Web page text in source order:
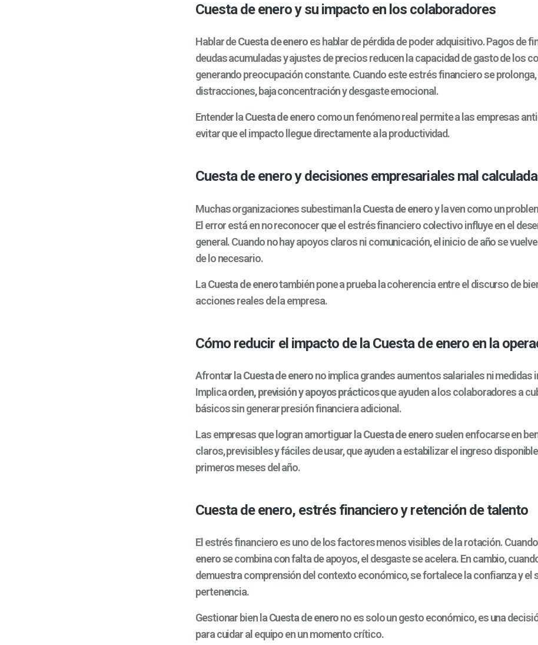
Cuesta de enero y su impacto en los colaboradores
Hablar deCuesta de eneroes hablar de pérdida de poder adquisitivo. Pagos de
deudas acumuladas y ajustes de precios reducen la capacidad de gasto de los
generando preocupación constante. Cuando este estrés financiero se
distracciones, baja concentración y desgaste emocional.
Entender laCuesta de enerocomo un fenómeno real permite a las empresas
evitar que el impacto llegue directamente a la productividad.
Cuesta de enero y decisiones empresariales mal
Muchas organizaciones subestiman laCuesta de eneroy la ven como un
El error está en no reconocer que el estrés financiero colectivo influye en el
general. Cuando no hay apoyos claros ni comunicación, el inicio de año se
de lo necesario.
LaCuesta de enerotambién pone a prueba la coherencia entre el discurso de
acciones reales de la empresa.
Cómo reducir el impacto de la Cuesta de enero en la
Afrontar laCuesta de enerono implica grandes aumentos salariales ni medidas
Implicaorden, previsión y apoyos prácticosque ayuden a los colaboradores a
básicos sin generar presión financiera adicional.
Las empresas que logran amortiguar laCuesta de enerosuelen enfocarse en
claros, previsibles y fáciles de usar, que ayuden a estabilizar el ingreso
primeros meses del año.
Cuesta de enero, estrés financiero y retención de talento
El estrés financiero es uno de los factores menos visibles de la rotación.
enerose combina con falta de apoyos, el desgaste se acelera. En cambio,
demuestra comprensión del contexto económico, se fortalece la confianza y el
pertenencia.
Gestionar bien laCuesta de enerono es solo un gesto económico, es una
para cuidar al equipo en un momento crítico.